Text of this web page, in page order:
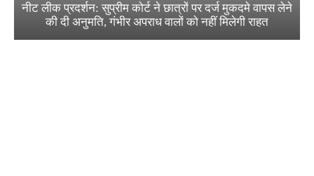
नीट लीक प्रदर्शन: सुप्रीम कोर्ट ने छात्रों पर दर्ज मुकदमे वापस लेने
की दी अनुमति, गंभीर अपराध वालों को नहीं मिलेगी राहत